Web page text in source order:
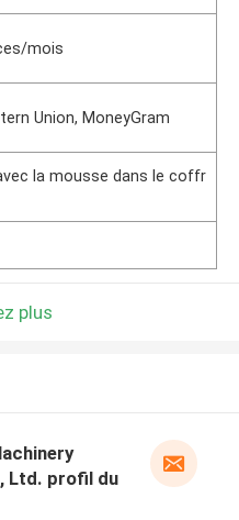
mois
Union, MoneyGram
la mousse dans le coffr
plus
Ltd. profil du